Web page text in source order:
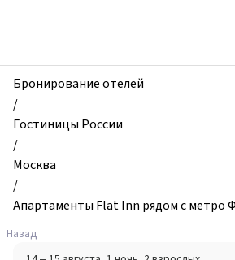
и
квартиры,
Апартаменты
Flat
Inn
рядом
метро
Фрунзенская
Бронирование отелей
/
Гостиницы России
/
Москва
/
Апартаменты Flat Inn рядом с метро
Назад